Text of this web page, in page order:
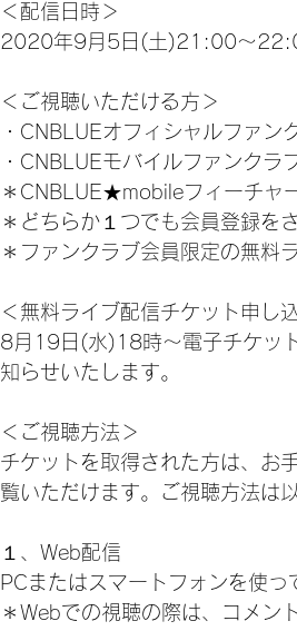
＜配信日時＞
2020年9月5日(土)21:00～
＜ご視聴いただける方＞
・CNBLUEオフィシャルファン
・CNBLUEモバイルファンク
＊CNBLUE★mobileフィーチャ
＊どちらか１つでも会員登録を
＊ファンクラブ会員限定の無料
＜無料ライブ配信チケット申し
8月19日(水)18時～電子チケッ
知らせいたします。
＜ご視聴方法＞
チケットを取得された方は、お
覧いただけます。ご視聴方法は
１、Web配信
PCまたはスマートフォンを使
＊Webでの視聴の際は、コメン